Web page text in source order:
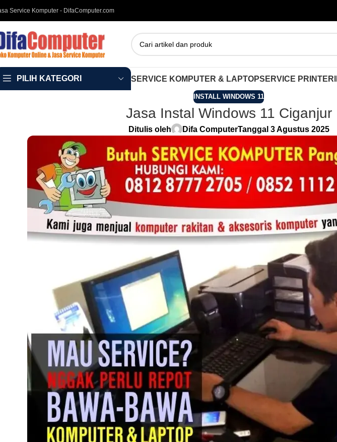
Service Komputer - DifaComputer.com
PILIH KATEGORI SERVICE KOMPUTER & LAPTOPSERVICE PRINTER
INSTALL WINDOWS 11
Jasa Instal Windows 11 Ciganjur
Ditulis oleh Difa ComputerTanggal 3 Agustus 2025